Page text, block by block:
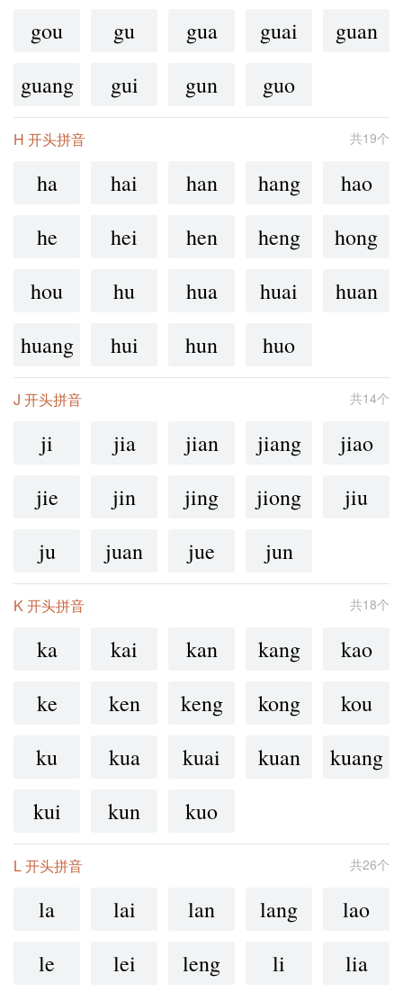
gou
gu gua guai
guan
guang
gui gun guo
共19个
H 开头拼音
ha hai han hang
hao
he
hei hen heng
hong
hou
hu hua huai
huan
huang
hui hun huo
共14个
J 开头拼音
ji jia jian jiang
jiao
jie
jin jing jiong
jiu
ju
juan jue jun
共18个
K 开头拼音
ka kai kan kang
kao
ke
ken keng kong
kou
ku
kua kuai kuan
kuang
kui
kun kuo
共26个
L 开头拼音
la lai lan lang
lao
le
lei leng li lia